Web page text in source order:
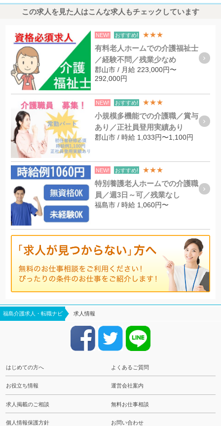
この求人を見た人はこんな求人もチェックしています
NEW! おすすめ! ★★★
有料老人ホームでの介護福祉士
／経験不問／残業少なめ
郡山市 / 月給 223,000円〜
292,000円
NEW! おすすめ! ★★★
小規模多機能での介護職／賞与
あり／正社員登用実績あり
郡山市 / 時給 1,033円〜1,100円
NEW! おすすめ! ★★★
特別養護老人ホームでの介護職
員／週3日～可／残業なし
福島市 / 時給 1,060円〜
福島介護求人・転職ナビ 求人情報
はじめての方へ よくあるご質問
お役立ち情報 運営会社案内
求人掲載のご相談 無料お仕事相談
個人情報保護方針 お問い合わせ